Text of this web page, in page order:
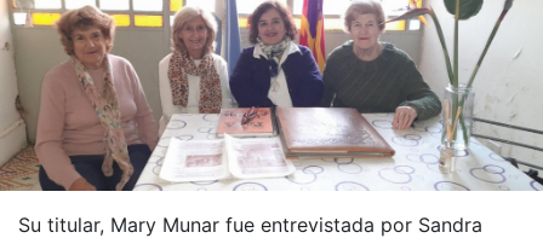
Su titular, Mary Munar fue entrevistada por Sandra